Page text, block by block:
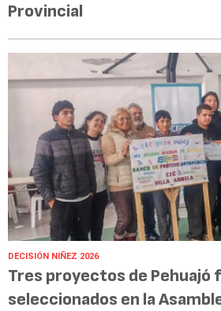
Provincial
DECISIÓN NIÑEZ 2026
Tres proyectos de Pehuajó
seleccionados en la